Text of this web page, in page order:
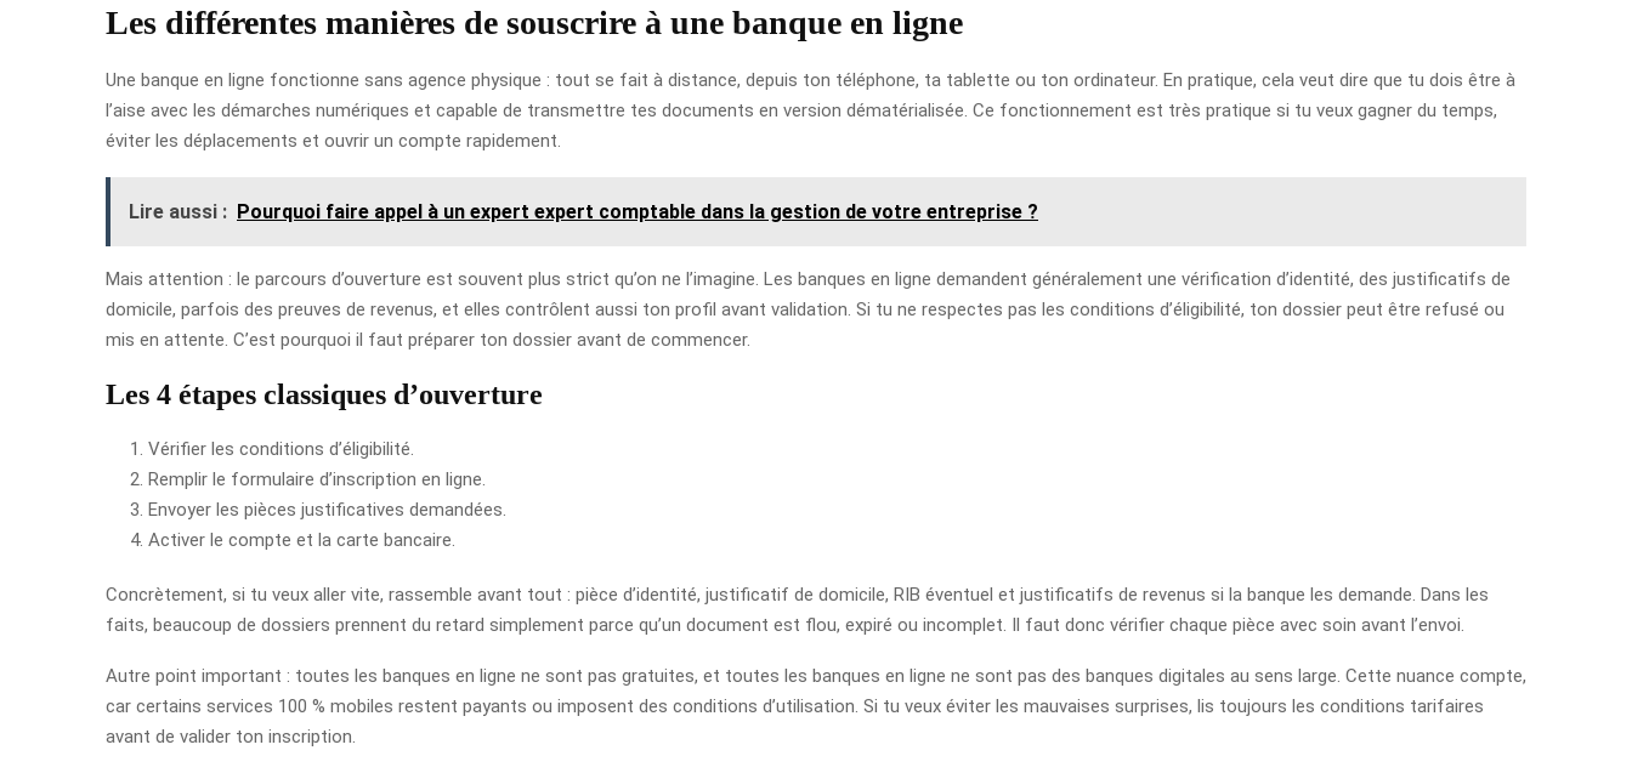
Les différentes manières de souscrire à une banque en ligne
Une banque en ligne fonctionne sans agence physique : tout se fait à distance, depuis ton téléphone, ta tablette ou ton ordinateur. En pratique, cela veut dire que tu dois être à
l’aise avec les démarches numériques et capable de transmettre tes documents en version dématérialisée. Ce fonctionnement est très pratique si tu veux gagner du temps,
éviter les déplacements et ouvrir un compte rapidement.
Lire aussi : Pourquoi faire appel à un expert expert comptable dans la gestion de votre entreprise ?
Mais attention : le parcours d’ouverture est souvent plus strict qu’on ne l’imagine. Les banques en ligne demandent généralement une vérification d’identité, des justificatifs de
domicile, parfois des preuves de revenus, et elles contrôlent aussi ton profil avant validation. Si tu ne respectes pas les conditions d’éligibilité, ton dossier peut être refusé ou
mis en attente. C’est pourquoi il faut préparer ton dossier avant de commencer.
Les 4 étapes classiques d’ouverture
Vérifier les conditions d’éligibilité.
Remplir le formulaire d’inscription en ligne.
Envoyer les pièces justificatives demandées.
Activer le compte et la carte bancaire.
Concrètement, si tu veux aller vite, rassemble avant tout : pièce d’identité, justificatif de domicile, RIB éventuel et justificatifs de revenus si la banque les demande. Dans les
faits, beaucoup de dossiers prennent du retard simplement parce qu’un document est flou, expiré ou incomplet. Il faut donc vérifier chaque pièce avec soin avant l’envoi.
Autre point important : toutes les banques en ligne ne sont pas gratuites, et toutes les banques en ligne ne sont pas des banques digitales au sens large. Cette nuance compte,
car certains services 100 % mobiles restent payants ou imposent des conditions d’utilisation. Si tu veux éviter les mauvaises surprises, lis toujours les conditions tarifaires
avant de valider ton inscription.